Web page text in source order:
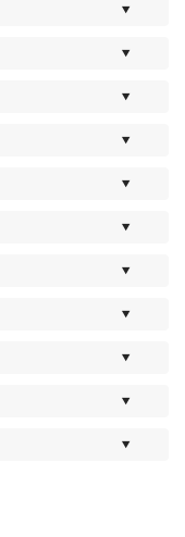
▼
▼
▼
▼
▼
▼
▼
▼
▼
▼
▼